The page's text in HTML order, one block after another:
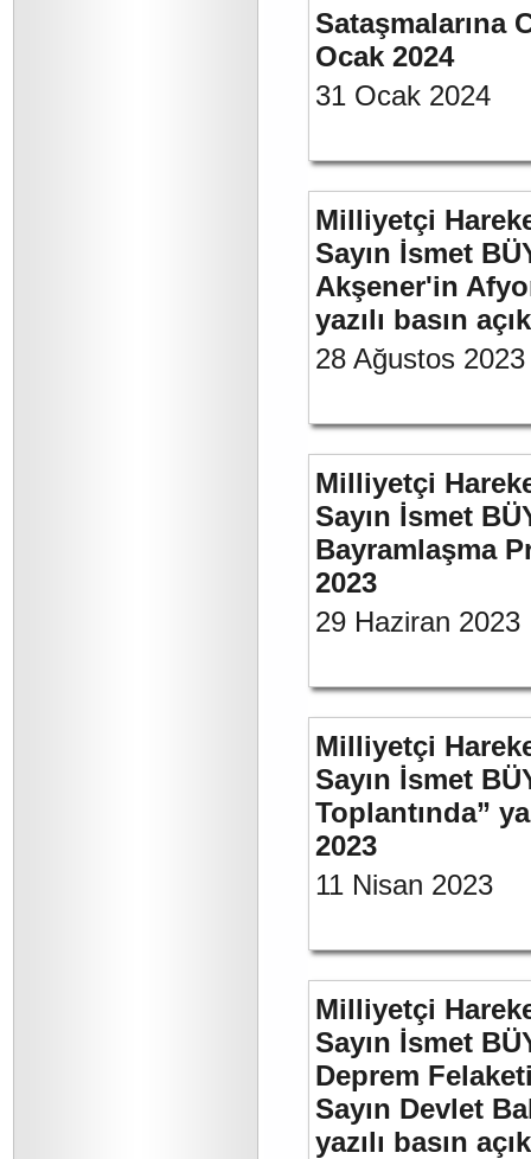
Sataşmalarına
Ocak 2024
31 Ocak 2024
Milliyetçi
Sayın İsmet
Akşener'in
yazılı basın
28 Ağustos 2023
Milliyetçi
Sayın İsmet
Bayramlaşma
2023
29 Haziran 2023
Milliyetçi
Sayın İsmet
Toplantında”
2023
11 Nisan 2023
Milliyetçi
Sayın İsmet
Deprem
Sayın Devlet
yazılı basın